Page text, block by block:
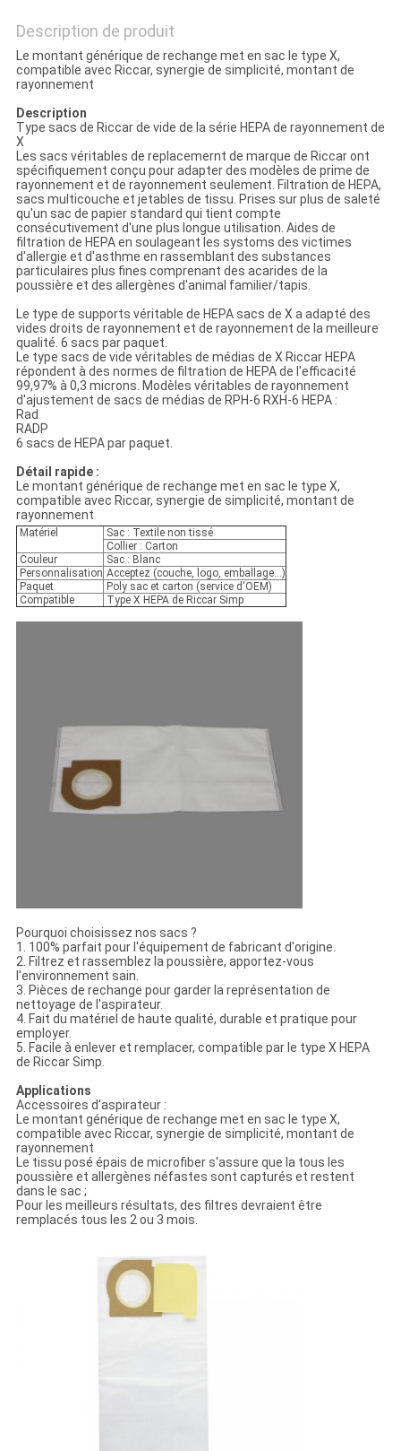
Description de produit
Le montant générique de rechange met en sac le type X,
compatible avec Riccar, synergie de simplicité, montant de
rayonnement
Description
Type sacs de Riccar de vide de la série HEPA de rayonnement de
X
Les sacs véritables de replacemernt de marque de Riccar ont
spécifiquement conçu pour adapter des modèles de prime de
rayonnement et de rayonnement seulement. Filtration de HEPA,
sacs multicouche et jetables de tissu. Prises sur plus de saleté
qu'un sac de papier standard qui tient compte
consécutivement d'une plus longue utilisation. Aides de
filtration de HEPA en soulageant les systoms des victimes
d'allergie et d'asthme en rassemblant des substances
particulaires plus fines comprenant des acarides de la
poussière et des allergènes d'animal familier/tapis.
Le type de supports véritable de HEPA sacs de X a adapté des
vides droits de rayonnement et de rayonnement de la meilleure
qualité. 6 sacs par paquet.
Le type sacs de vide véritables de médias de X Riccar HEPA
répondent à des normes de filtration de HEPA de l'efficacité
99,97% à 0,3 microns. Modèles véritables de rayonnement
d'ajustement de sacs de médias de RPH-6 RXH-6 HEPA :
Rad
RADP
6 sacs de HEPA par paquet.
Détail rapide :
Le montant générique de rechange met en sac le type X,
compatible avec Riccar, synergie de simplicité, montant de
rayonnement
Matériel
Sac : Textile non tissé
Collier : Carton
Couleur
Sac : Blanc
Personnalisation Acceptez (couche, logo, emballage…)
Paquet
Poly sac et carton (service d'OEM)
Compatible
Type X HEPA de Riccar Simp
Pourquoi choisissez nos sacs ?
1. 100% parfait pour l'équipement de fabricant d'origine.
2. Filtrez et rassemblez la poussière, apportez-vous
l'environnement sain.
3. Pièces de rechange pour garder la représentation de
nettoyage de l'aspirateur.
4. Fait du matériel de haute qualité, durable et pratique pour
employer.
5. Facile à enlever et remplacer, compatible par le type X HEPA
de Riccar Simp.
Applications
Accessoires d'aspirateur :
Le montant générique de rechange met en sac le type X,
compatible avec Riccar, synergie de simplicité, montant de
rayonnement
Le tissu posé épais de microfiber s'assure que la tous les
poussière et allergènes néfastes sont capturés et restent
dans le sac ;
Pour les meilleurs résultats, des filtres devraient être
remplacés tous les 2 ou 3 mois.